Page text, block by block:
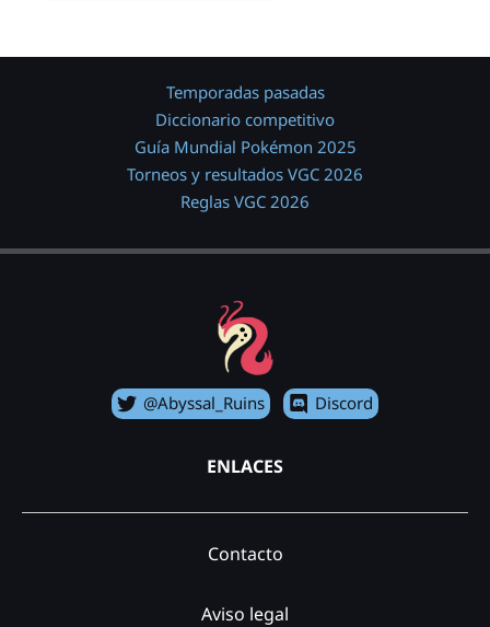
Temporadas pasadas
Diccionario competitivo
Guía Mundial Pokémon 2025
Torneos y resultados VGC 2026
Reglas VGC 2026
@Abyssal_Ruins Discord
ENLACES
Contacto
Aviso legal